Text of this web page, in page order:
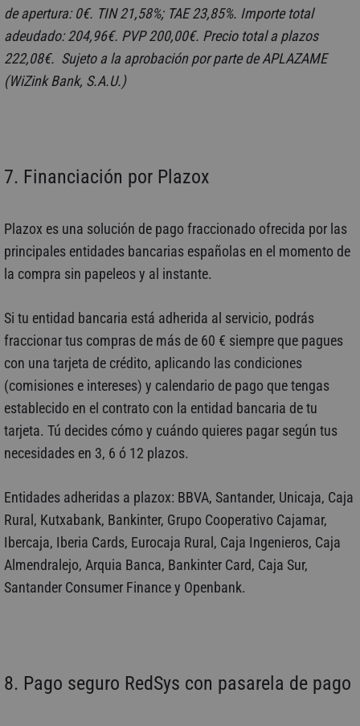
de apertura: 0€. TIN 21,58%; TAE 23,85%. Importe total
adeudado: 204,96€. PVP 200,00€. Precio total a plazos
222,08€. Sujeto a la aprobación por parte de APLAZAME
(WiZink Bank, S.A.U.)
7. Financiación por Plazox
Plazox es una solución de pago fraccionado ofrecida por las
principales entidades bancarias españolas en el momento de
la compra sin papeleos y al instante.
Si tu entidad bancaria está adherida al servicio, podrás
fraccionar tus compras de más de 60 € siempre que pagues
con una tarjeta de crédito, aplicando las condiciones
(comisiones e intereses) y calendario de pago que tengas
establecido en el contrato con la entidad bancaria de tu
tarjeta. Tú decides cómo y cuándo quieres pagar según tus
necesidades en 3, 6 ó 12 plazos.
Entidades adheridas a plazox: BBVA, Santander, Unicaja, Caja
Rural, Kutxabank, Bankinter, Grupo Cooperativo Cajamar,
Ibercaja, Iberia Cards, Eurocaja Rural, Caja Ingenieros, Caja
Almendralejo, Arquia Banca, Bankinter Card, Caja Sur,
Santander Consumer Finance y Openbank.
8. Pago seguro RedSys con pasarela de pago